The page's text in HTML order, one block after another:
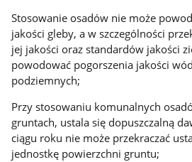
Stosowanie osadów nie może
jakości gleby, a w szczególności
jej jakości oraz standardów jakości
powodować pogorszenia jakości
podziemnych;
Przy stosowaniu komunalnych
gruntach, ustala się dopuszczalną
ciągu roku nie może przekraczać
jednostkę powierzchni gruntu;